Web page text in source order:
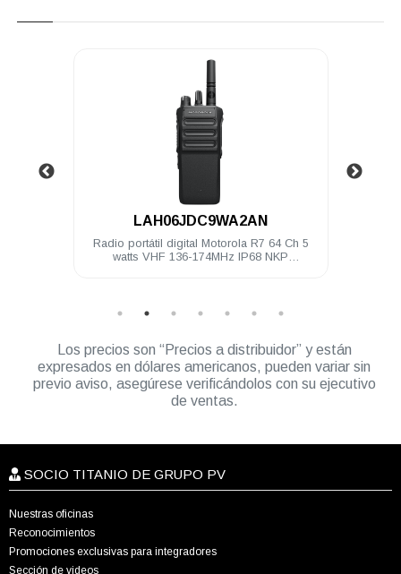
.
LAH06JDC9WA2AN
Radio portátil digital Motorola R7 64 Ch 5
watts VHF 136-174MHz IP68 NKP
Los precios son “Precios a distribuidor” y están
expresados en dólares americanos, pueden variar sin
previo aviso, asegúrese verificándolos con su ejecutivo
de ventas.
SOCIO TITANIO DE GRUPO PV
Nuestras oficinas
Reconocimientos
Promociones exclusivas para integradores
Sección de videos